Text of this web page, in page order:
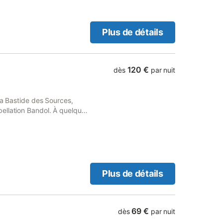
Plus de détails
Bastide des Sources,
Bandol. À quelques
d'Azur, à 10
recevoir de 2 à 5
dès 120 € par nuit
Plus de détails
dès 69 € par nuit